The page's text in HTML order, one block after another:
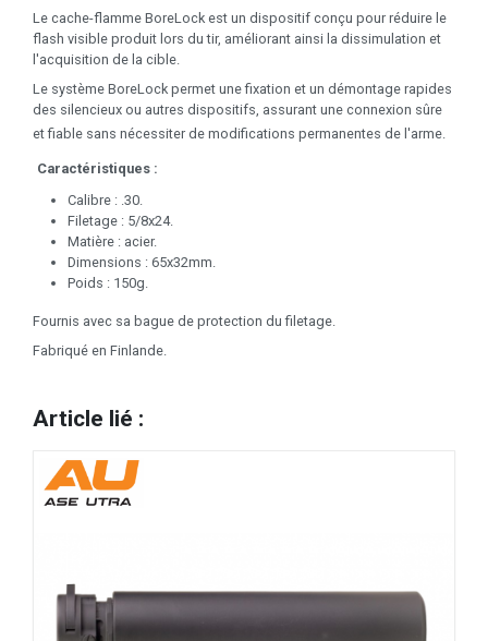
Le cache-flamme BoreLock est un dispositif conçu pour réduire le
flash visible produit lors du tir, améliorant ainsi la dissimulation et
l'acquisition de la cible.
Le système BoreLock permet une fixation et un démontage rapides
des silencieux ou autres dispositifs, assurant une connexion sûre
et fiable sans nécessiter de modifications permanentes de l'arme.
Caractéristiques :
Calibre : .30.
Filetage : 5/8x24.
Matière : acier.
Dimensions : 65x32mm.
Poids : 150g.
Fournis avec sa bague de protection du filetage.
Fabriqué en Finlande.
Article lié :